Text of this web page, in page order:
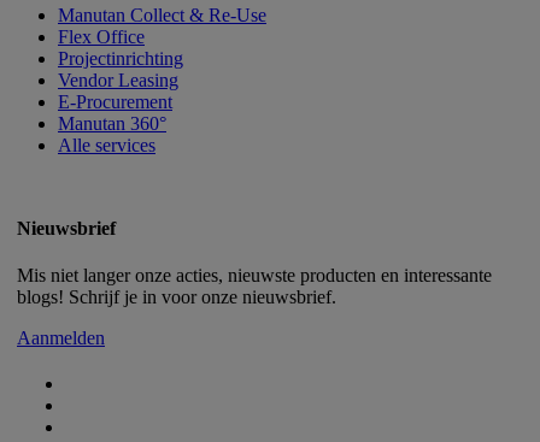
Manutan Collect & Re-Use
Flex Office
Projectinrichting
Vendor Leasing
E-Procurement
Manutan 360°
Alle services
Nieuwsbrief
Mis niet langer onze acties, nieuwste producten en interessante
blogs! Schrijf je in voor onze nieuwsbrief.
Aanmelden